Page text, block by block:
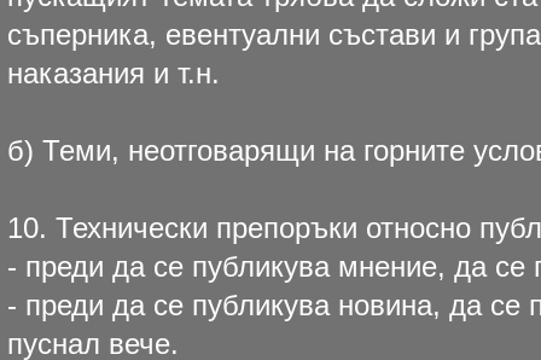
съперника, евентуални състави и
наказания и т.н.
б) Теми, неотговарящи на горните
10. Технически препоръки относно
- преди да се публикува мнение, да се
- преди да се публикува новина, да се
пуснал вече.